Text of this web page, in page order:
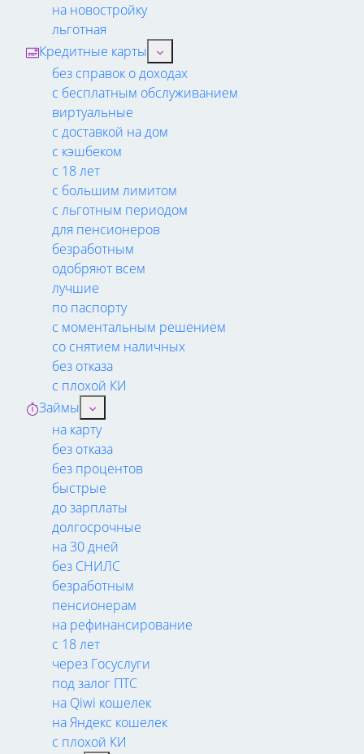
на новостройку
льготная
Кредитные карты
без справок о доходах
с бесплатным обслуживанием
виртуальные
с доставкой на дом
с кэшбеком
с 18 лет
с большим лимитом
с льготным периодом
для пенсионеров
безработным
одобряют всем
лучшие
по паспорту
с моментальным решением
со снятием наличных
без отказа
с плохой КИ
Займы
на карту
без отказа
без процентов
быстрые
до зарплаты
долгосрочные
на 30 дней
без СНИЛС
безработным
пенсионерам
на рефинансирование
с 18 лет
через Госуслуги
под залог ПТС
на Qiwi кошелек
на Яндекс кошелек
с плохой КИ